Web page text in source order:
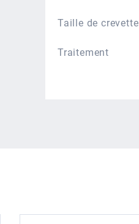
Taille de crevette
Traitement